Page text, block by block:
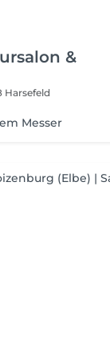
&
Harsefeld
Messer